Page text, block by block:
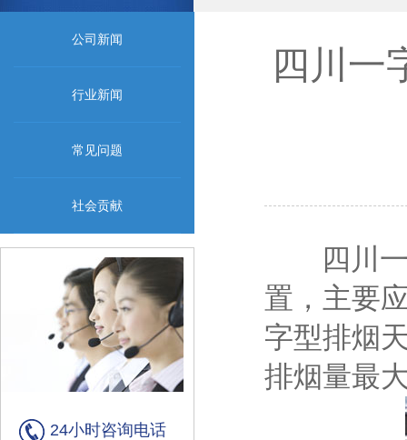
公司新闻
行业新闻
常见问题
社会贡献
24小时咨询电话
四川一
四川
置，主要
字型排烟
排烟量最